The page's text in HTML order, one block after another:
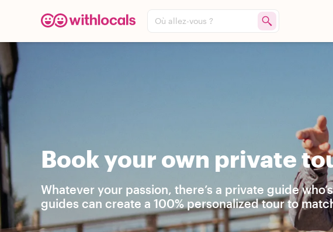
Où allez-vous ?
Book your own private
Whatever your passion, there’s a private guide
guides can create a 100% personalized tour to